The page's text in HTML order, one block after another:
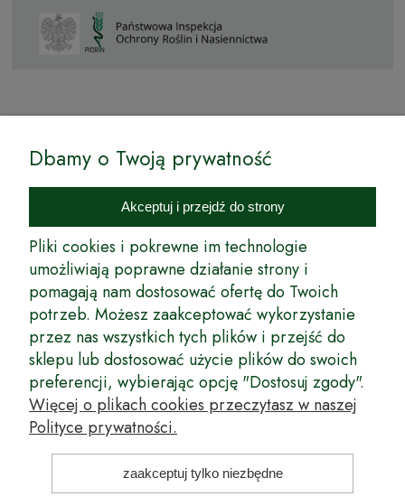
Internetowy Sklep Ogrodniczy Podkarpackie Sady to inicjatywa
podkarpackich szkółkarzy, której zamierzeniem jest wprowadzenie na
rynek wysokiej jakości drzewek owocowych, drzewek ozdobnych oraz
innych produktów pozwalających na uprawianie zarówno małych, jak
i dużych sadów oraz ogrodów.
Wspólnie stworzyliśmy dla Państwa kompleksową ofertę - wspaniałe
produkty, dary ziemi ze szkółek drzewek ozdobnych i owocowych,
których tradycje sięgają roku 1953. Drzewka produkowane są
z najwyższą starannością przez trzecie pokolenie plantatorów.
Długoletnie Doświadczenie sprawiło, że wszystkie drzewka cechuje
duża odporność na zmienne warunki atmosferyczne naszego klimatu
oraz niezwykły urodzaj. W ofercie naszego internetowego sklepu
ogrodniczego: drzewka owocowe, krzewy owocowe, drzewka
ozdobne, odmiany jabłoni, sadzonki drzew owocowych, borówka
amerykańska, róże wielkokwiatowe, odmiany czereśni, odmiany śliwek
Dbamy o Twoją prywatność
Akceptuj i przejdź do strony
Pliki cookies i pokrewne im technologie
umożliwiają poprawne działanie strony i
pomagają nam dostosować ofertę do Twoich
potrzeb. Możesz zaakceptować wykorzystanie
przez nas wszystkich tych plików i przejść do
sklepu lub dostosować użycie plików do swoich
preferencji, wybierając opcję "Dostosuj zgody".
Więcej o plikach cookies przeczytasz w naszej
Polityce prywatności.
zaakceptuj tylko niezbędne